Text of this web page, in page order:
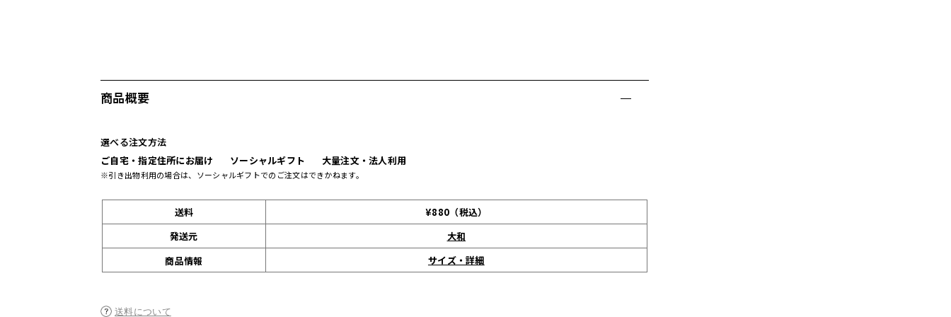
商品概要
選べる注文方法
ご自宅・指定住所にお届け
ソーシャルギフト 大量注文・法人利用
※引き出物利用の場合は、ソーシャルギフトでのご注文はできかねます。
送料
¥880（税込）
発送元
大和
商品情報
サイズ・詳細
送料について